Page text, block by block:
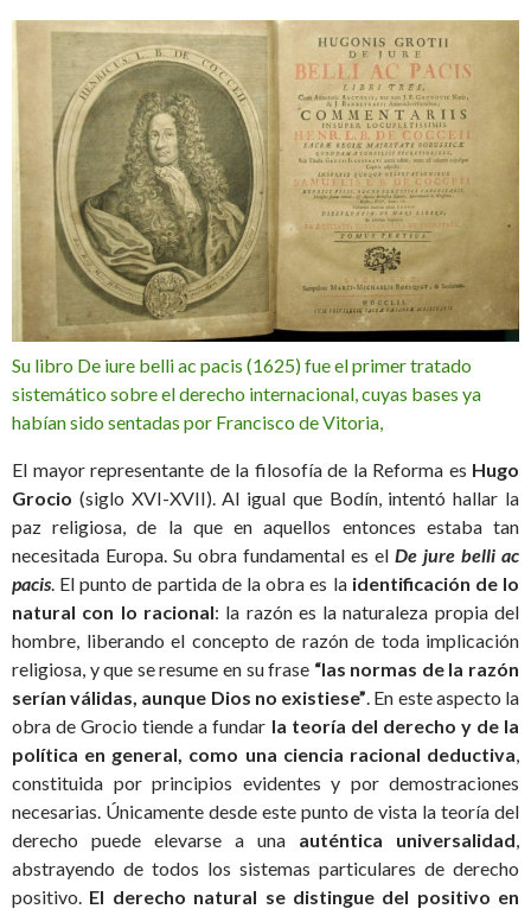
Su libro De iure belli ac pacis (1625) fue el primer tratado
sistemático sobre el derecho internacional, cuyas bases ya
habían sido sentadas por Francisco de Vitoria,
El mayor representante de la filosofía de la Reforma es Hugo
Grocio (siglo XVI-XVII). Al igual que Bodín, intentó hallar la
paz religiosa, de la que en aquellos entonces estaba tan
necesitada Europa. Su obra fundamental es el De jure belli ac
pacis . El punto de partida de la obra es la identificación de lo
natural con lo racional: la razón es la naturaleza propia del
hombre, liberando el concepto de razón de toda implicación
religiosa, y que se resume en su frase “las normas de la razón
serían válidas, aunque Dios no existiese” . En este aspecto la
obra de Grocio tiende a fundar la teoría del derecho y de la
política en general, como una ciencia racional deductiva
constituida por principios evidentes y por demostraciones
necesarias. Únicamente desde este punto de vista la teoría del
derecho puede elevarse a una auténtica universalidad
abstrayendo de todos los sistemas particulares de derecho
positivo. El derecho natural se distingue del positivo en